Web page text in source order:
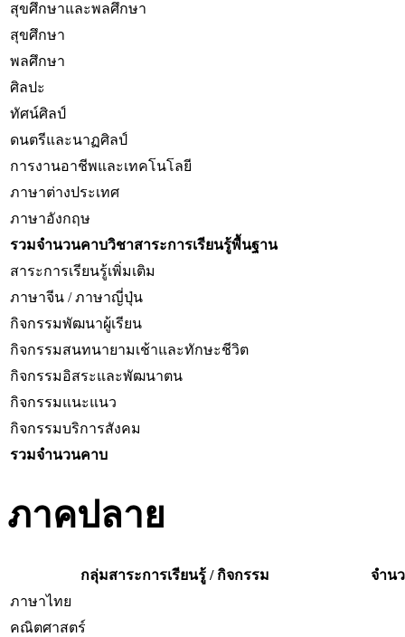
สุขศึกษาและพลศึกษา
สุขศึกษา
พลศึกษา
ศิลปะ
ทัศน์ศิลป์
ดนตรีและนาฏศิลป์
การงานอาชีพและเทคโนโลยี
ภาษาต่างประเทศ
ภาษาอังกฤษ
รวมจำนวนคาบวิชาสาระการเรียนรู้พื้นฐาน
สาระการเรียนรู้เพิ่มเติม
ภาษาจีน / ภาษาญี่ปุ่น
กิจกรรมพัฒนาผู้เรียน
กิจกรรมสนทนายามเช้าและทักษะชีวิต
กิจกรรมอิสระและพัฒนาตน
กิจกรรมแนะแนว
กิจกรรมบริการสังคม
รวมจำนวนคาบ
ภาคปลาย
กลุ่มสาระการเรียนรู้ / กิจกรรม
จำน
ภาษาไทย
คณิตศาสตร์